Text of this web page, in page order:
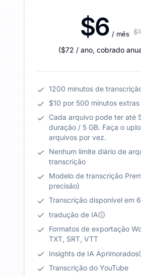
$6 / mês
($72 / ano, cobrado
1200 minutos de
$10 por 500 minutos extras
Cada arquivo pode ter até
duração / 5 GB. Faça o
arquivos por vez.
Nenhum limite diário de
transcrição
Modelo de transcrição
precisão)
Transcrição disponível em
tradução de IA
Formatos de exportação
TXT, SRT, VTT
Insights de IA Aprimorados
Transcrição do YouTube